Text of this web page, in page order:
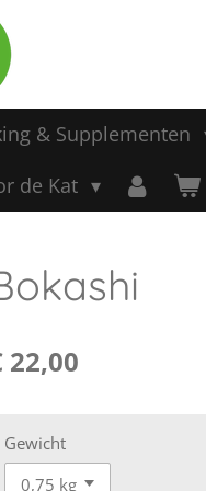
& Supplementen
de Kat
22,00
Gewicht